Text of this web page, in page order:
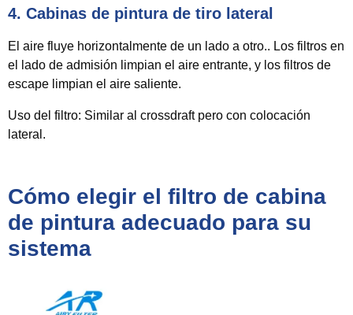
4. Cabinas de pintura de tiro lateral
El aire fluye horizontalmente de un lado a otro.. Los filtros en
el lado de admisión limpian el aire entrante, y los filtros de
escape limpian el aire saliente.
Uso del filtro: Similar al crossdraft pero con colocación
lateral.
Cómo elegir el filtro de cabina
de pintura adecuado para su
sistema